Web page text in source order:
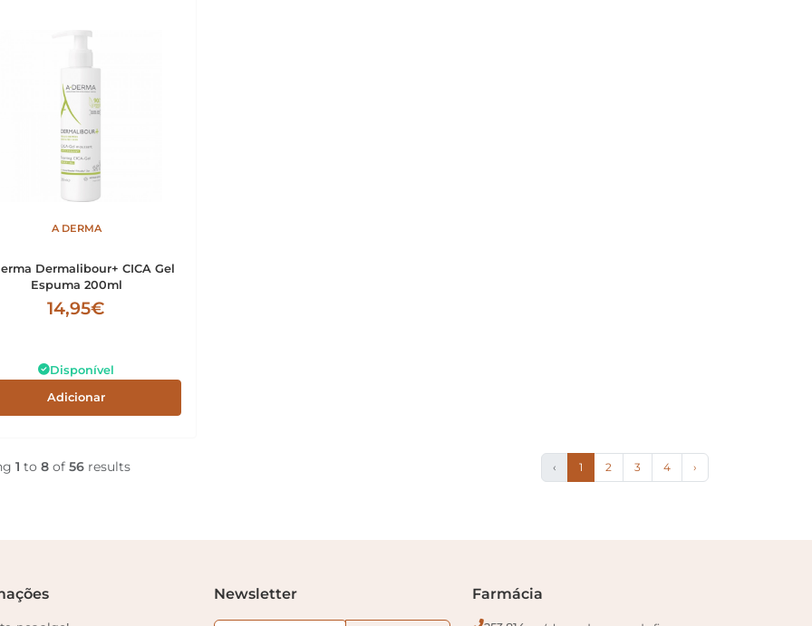
A DERMA
Dermalibour+ CICA Gel
Espuma 200ml
14,95€
Disponível
Adicionar
1 to 8 of 56 results ‹ 1 2 3 4 ›
Newsletter Farmácia